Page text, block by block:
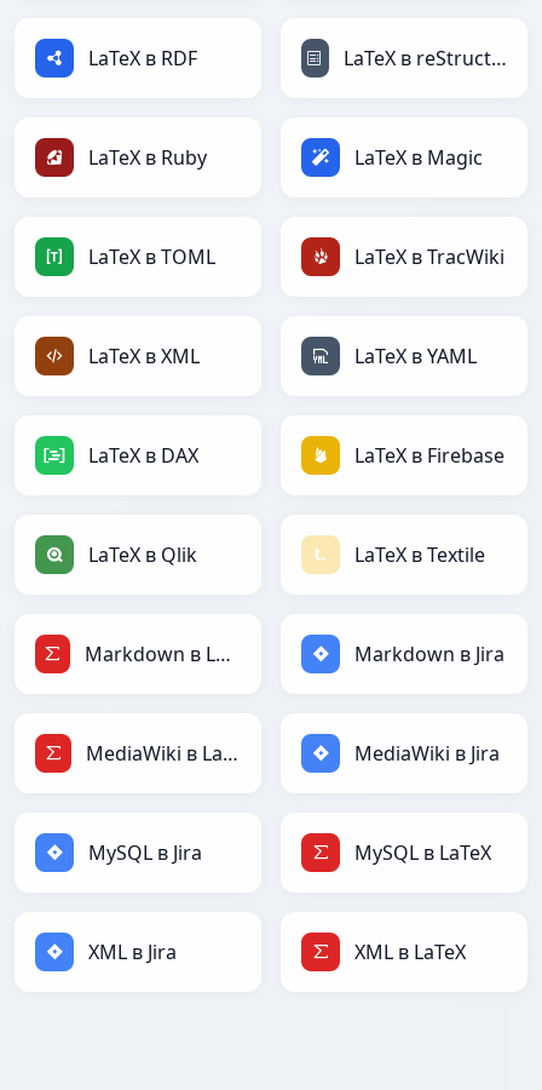
LaTeX в RDF LaTeX в reStructuredText
LaTeX в Ruby LaTeX в Magic
LaTeX в TOML LaTeX в TracWiki
LaTeX в XML LaTeX в YAML
LaTeX в DAX LaTeX в Firebase
LaTeX в Qlik LaTeX в Textile
Markdown в LaTeX Markdown в Jira
MediaWiki в LaTeX MediaWiki в Jira
MySQL в Jira MySQL в LaTeX
XML в Jira XML в LaTeX